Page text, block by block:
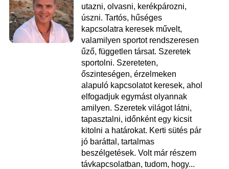
utazni, olvasni, kerékpározni,
úszni. Tartós, hűséges
kapcsolatra keresek művelt,
valamilyen sportot rendszeresen
űző, független társat. Szeretek
sportolni. Szereteten,
őszinteségen, érzelmeken
alapuló kapcsolatot keresek, ahol
elfogadjuk egymást olyannak
amilyen. Szeretek világot látni,
tapasztalni, időnként egy kicsit
kitolni a határokat. Kerti sütés pár
jó baráttal, tartalmas
beszélgetések. Volt már részem
távkapcsolatban, tudom, hogy...